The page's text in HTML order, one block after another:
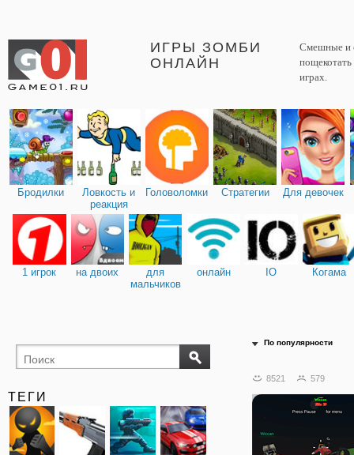
ИГРЫ ЗОМБИ
ОНЛАЙН
Смешные и
играх.
Бродилки
Ловкость и
реакция
Головоломки Стратегии Для девочек
1 игрок на двоих
для
мальчиков
онлайн IO Когама
ТЕГИ
По популярности
8521 579